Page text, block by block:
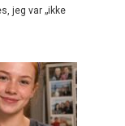
jeg var „ikke